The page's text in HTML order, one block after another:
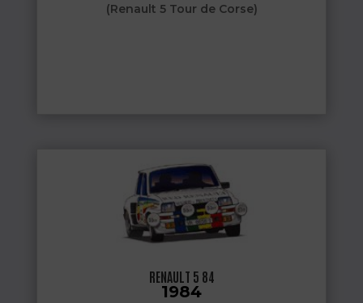
(Renault 5 Tour de Corse)
RENAULT 5 84
1984